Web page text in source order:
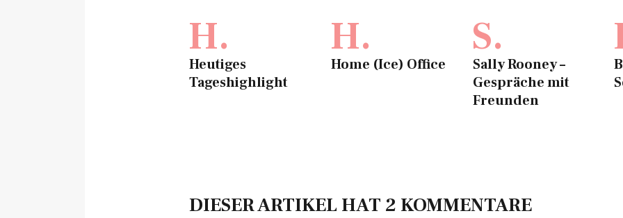
H.
Heutiges
Tageshighlight
H.
Home (Ice) Office
S.
Sally Rooney –
Gespräche mit
Freunden
DIESER ARTIKEL HAT 2 KOMMENTARE